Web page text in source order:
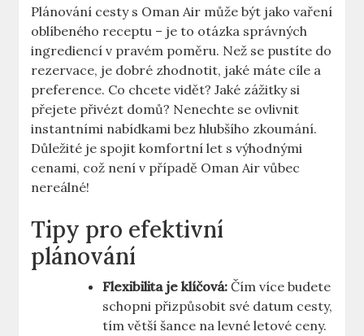
Plánování cesty s Oman Air může být jako vaření
oblíbeného receptu – je to otázka správných
ingrediencí v pravém poměru. Než se pustíte do
rezervace, je dobré zhodnotit, jaké máte cíle a
preference. Co chcete vidět? Jaké zážitky si
přejete přivézt domů? Nenechte se ovlivnit
instantními nabídkami bez hlubšího zkoumání.
Důležité je spojit komfortní let s výhodnými
cenami, což není v případě Oman Air vůbec
nereálné!
Tipy pro efektivní
plánování
Flexibilita je klíčová: Čím více budete
schopni přizpůsobit své datum cesty,
tím větší šance na levné letové ceny.